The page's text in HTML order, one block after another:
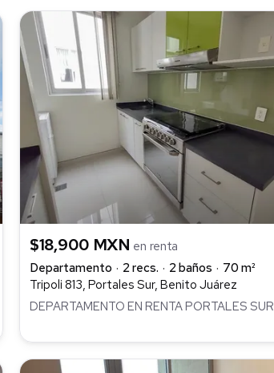
$18,900 MXN en renta
Departamento
2 recs. 2 baños
70 m²
Tripoli 813, Portales Sur, Benito Juárez
DEPARTAMENTO EN RENTA PORTALES SUR